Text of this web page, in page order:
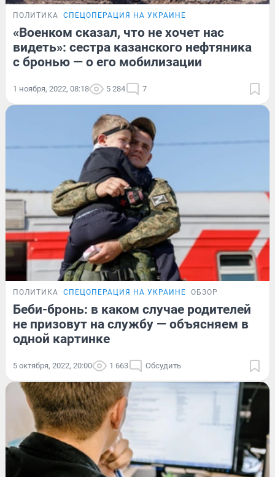
ПОЛИТИКА СПЕЦОПЕРАЦИЯ НА УКРАИНЕ
«Военком сказал, что не хочет нас
видеть»: сестра казанского нефтяника
с бронью — о его мобилизации
1 ноября, 2022, 08:18 5 284 7
ПОЛИТИКА СПЕЦОПЕРАЦИЯ НА УКРАИНЕ ОБЗОР
Беби-бронь: в каком случае родителей
не призовут на службу — объясняем в
одной картинке
5 октября, 2022, 20:00 1 663 Обсудить